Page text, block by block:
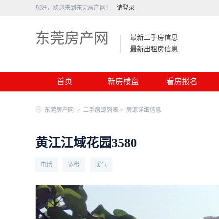
您好，欢迎来到东莞房产网！ 请登录
东莞房产网
最新二手房信息
最新出租房信息
首页 新房楼盘 看房报名
东莞房产网 > 二手房源列表 > 房源详细信息
黄江江域花园3580
电话 宽带 暖气